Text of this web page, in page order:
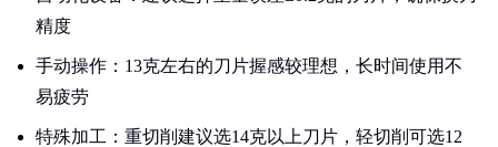
精度
手动操作：13克左右的刀片握感较理想，长时间使用不
易疲劳
特殊加工：重切削建议选14克以上刀片，轻切削可选12